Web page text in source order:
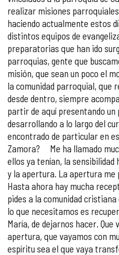
realizar misiones
haciendo actualmente estos
distintos equipos de
preparatorias que han ido
parroquias, gente que
misión, que sean un poco el
la comunidad parroquial, que
desde dentro, siempre
partir de aquí presentando
desarrollando a lo largo del
encontrado de particular en
Zamora? Me ha llamado
ellos ya tenían, la sensibilidad
y la apertura. La apertura me
Hasta ahora hay mucha
pides a la comunidad
lo que necesitamos es
María, de dejarnos hacer. Que
apertura, que vayamos con
espíritu sea el que vaya